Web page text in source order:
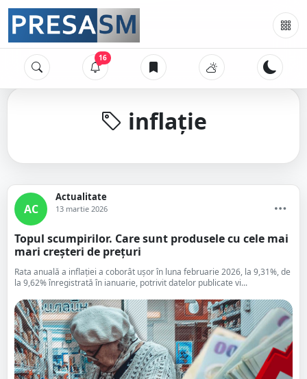
16
inflație
AC
Actualitate
13 martie 2026
Topul scumpirilor. Care sunt produsele cu cele mai
mari creșteri de prețuri
Rata anuală a inflației a coborât ușor în luna februarie 2026, la 9,31%, de
la 9,62% înregistrată în ianuarie, potrivit datelor publicate vi...